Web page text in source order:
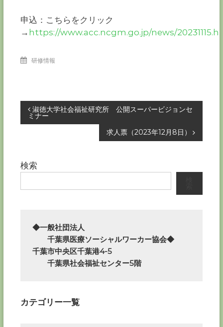
申込：こちらをクリック
→ https://www.acc.ncgm.go.jp/news/
研修情報
投
ナ
ー
シ
淑徳大学社会福祉研究所 公開スーパービジョンセ
ミナー
求人票（2023年12月8日）
検索
◆一般社団法人
千葉県医療ソーシャルワーカー協会◆
千葉市中央区千葉港4-5
千葉県社会福祉センター5階
カテゴリー一覧